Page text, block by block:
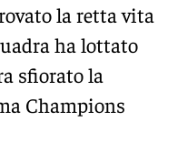
la retta vita
ha lottato
sfiorato la
Champions